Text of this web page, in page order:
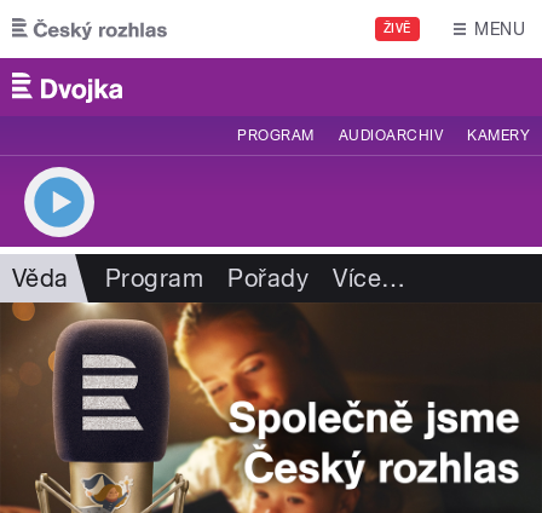
Přejít k hlavnímu obsahu
ŽIVĚ MENU
PROGRAM AUDIOARCHIV KAMERY
Věda Program Pořady Více…